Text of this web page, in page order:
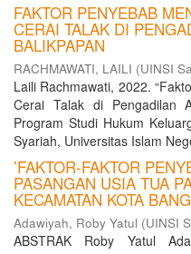
FAKTOR PENYEBAB
CERAI TALAK DI
BALIKPAPAN
RACHMAWATI, LAILI (UINSI
Laili Rachmawati, 2022.
Cerai Talak di Pengadilan
Program Studi Hukum
Syariah, Universitas Islam
’FAKTOR-FAKTOR
PASANGAN USIA TUA
KECAMATAN KOTA
Adawiyah, Roby Yatul (UINSI
ABSTRAK Roby Yatul